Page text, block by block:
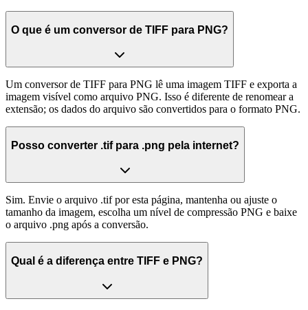
O que é um conversor de TIFF para PNG?
Um conversor de TIFF para PNG lê uma imagem TIFF e exporta a
imagem visível como arquivo PNG. Isso é diferente de renomear a
extensão; os dados do arquivo são convertidos para o formato PNG.
Posso converter .tif para .png pela internet?
Sim. Envie o arquivo .tif por esta página, mantenha ou ajuste o
tamanho da imagem, escolha um nível de compressão PNG e baixe
o arquivo .png após a conversão.
Qual é a diferença entre TIFF e PNG?